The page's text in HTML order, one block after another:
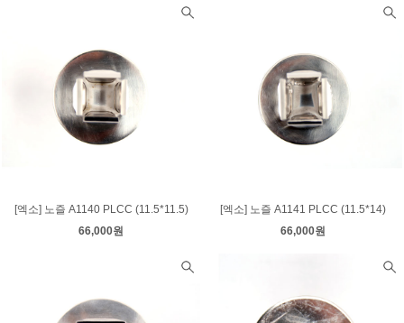
[엑소] 노즐 A1140 PLCC (11.5*11.5)
66,000원
[엑소] 노즐 A1141 PLCC (11.5*14)
66,000원